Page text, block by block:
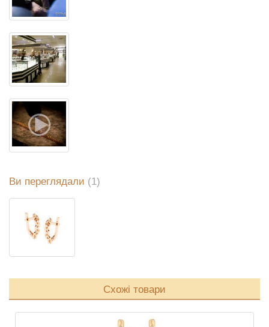
Ви переглядали (1)
Схожі товари